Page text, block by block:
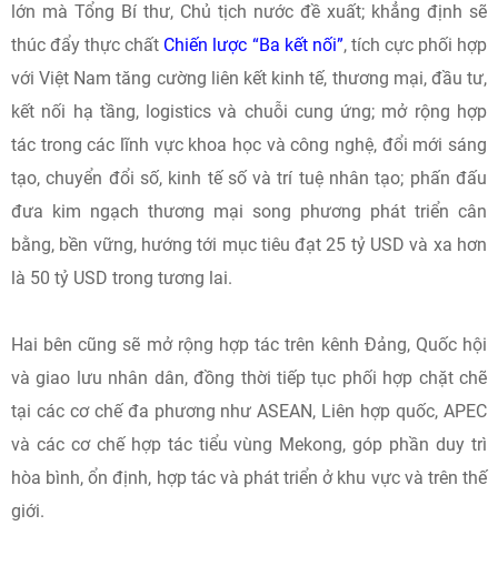
lớn mà Tổng Bí thư, Chủ tịch nước đề xuất; khẳng định sẽ
thúc đẩy thực chất Chiến lược “Ba kết nối”, tích cực phối hợp
với Việt Nam tăng cường liên kết kinh tế, thương mại, đầu tư,
kết nối hạ tầng, logistics và chuỗi cung ứng; mở rộng hợp
tác trong các lĩnh vực khoa học và công nghệ, đổi mới sáng
tạo, chuyển đổi số, kinh tế số và trí tuệ nhân tạo; phấn đấu
đưa kim ngạch thương mại song phương phát triển cân
bằng, bền vững, hướng tới mục tiêu đạt 25 tỷ USD và xa hơn
là 50 tỷ USD trong tương lai.
Hai bên cũng sẽ mở rộng hợp tác trên kênh Đảng, Quốc hội
và giao lưu nhân dân, đồng thời tiếp tục phối hợp chặt chẽ
tại các cơ chế đa phương như ASEAN, Liên hợp quốc, APEC
và các cơ chế hợp tác tiểu vùng Mekong, góp phần duy trì
hòa bình, ổn định, hợp tác và phát triển ở khu vực và trên thế
giới.